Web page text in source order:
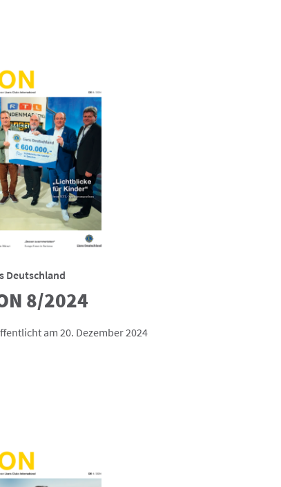
Deutschland
8/2024
am 20. Dezember 2024